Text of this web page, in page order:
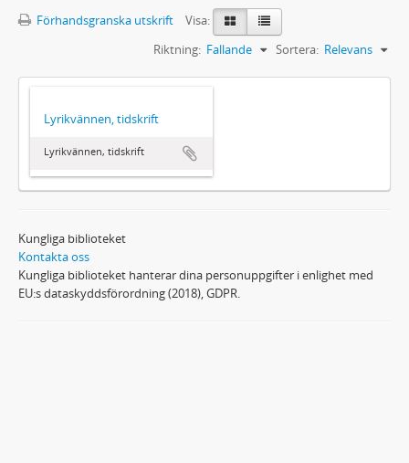
Förhandsgranska utskrift
Visa:
Sortera: Relevans
Riktning: Fallande
Lyrikvännen, tidskrift
Lyrikvännen, tidskrift
Kungliga biblioteket
Kontakta oss
Kungliga biblioteket hanterar dina personuppgifter i enlighet med
EU:s dataskyddsförordning (2018), GDPR.